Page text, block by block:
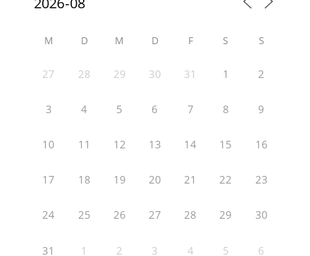
M D M D F S S
27 28 29 30 31 1 2
3 4 5 6 7 8 9
10 11 12 13 14 15 16
17 18 19 20 21 22 23
24 25 26 27 28 29 30
31 1 2 3 4 5 6